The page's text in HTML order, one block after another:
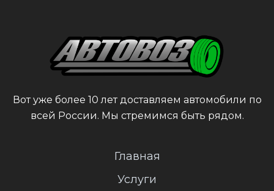
Вот уже более 10 лет доставляем автомобили по
всей России. Мы стремимся быть рядом.
Главная
Услуги